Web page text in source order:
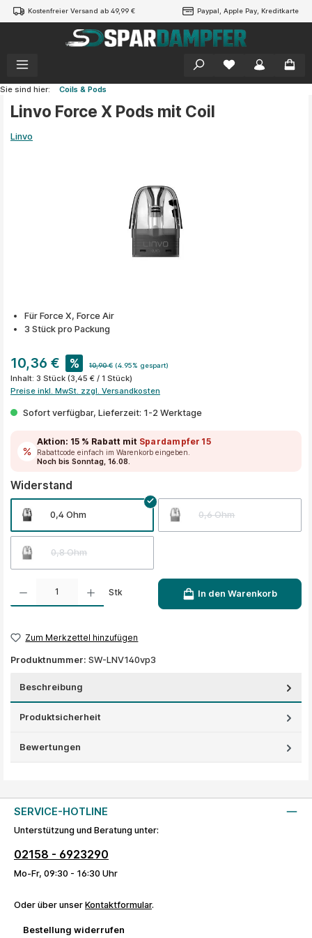
springen
Kostenfreier Versand ab 49,99 € Paypal, Apple Pay, Kreditkarte
Sie sind hier: Coils & Pods
Linvo Force X Pods mit Coil
Linvo
Für Force X, Force Air
3 Stück pro Packung
10,36 € % 10,90 € (4.95% gespart)
Inhalt: 3 Stück (3,45 € / 1 Stück)
Preise inkl. MwSt. zzgl. Versandkosten
Sofort verfügbar, Lieferzeit: 1-2 Werktage
Aktion: 15 % Rabatt mit Spardampfer15
Rabattcode einfach im Warenkorb eingeben.
Noch bis Sonntag, 16.08.
Widerstand
0,4 Ohm 0,6 Ohm
0,8 Ohm
Produkt Anzahl: Gib den gewünschten Wert ein oder benutze die Schaltflächen um die
Stk In den Warenkorb
Zum Merkzettel hinzufügen
Produktnummer: SW-LNV140vp3
Beschreibung
Produktsicherheit
Bewertungen
SERVICE-HOTLINE
Unterstützung und Beratung unter:
02158 - 6923290
Mo-Fr, 09:30 - 16:30 Uhr
Oder über unser Kontaktformular.
Bestellung widerrufen